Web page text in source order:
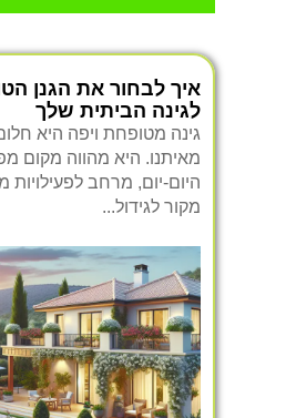
איך לבחור את הגנן
לגינה הביתית שלך
גינה מטופחת ויפה היא
מאיתנו. היא מהווה מקום
היום-יום, מרחב לפעילויות
מקור לגידול...